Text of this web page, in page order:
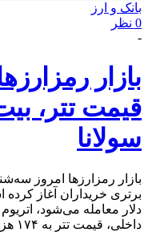
بانک و ارز
0 نظر
-
بازار
قیمت تتر،
سولانا
دلار معامله می‌شود، اتریوم
داخلی، قیمت تتر به ۱۷۴ هزار و ۶۱۱ تومان رسیده است.